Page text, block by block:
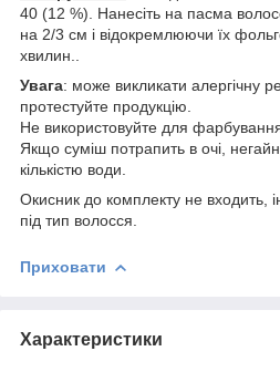
40 (12 %). Нанесіть на пасма
на 2/3 см і відокремлюючи їх
хвилин..
Увага: може викликати алергічну
протестуйте продукцію.
Не використовуйте для фарбування
Якщо суміш потрапить в очі,
кількістю води.
Окисник до комплекту не входить,
під тип волосся.
Приховати
Характеристики